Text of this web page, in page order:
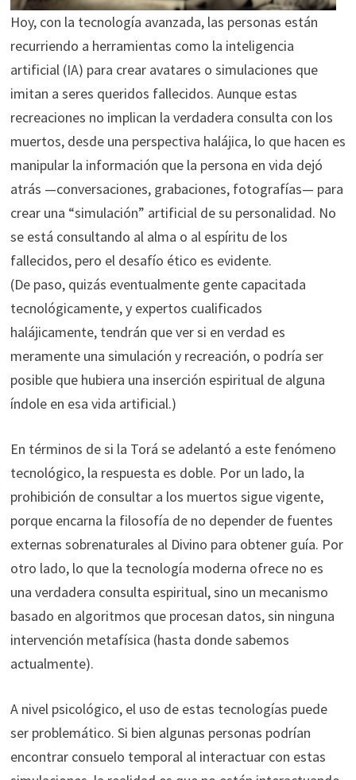
Hoy, con la tecnología avanzada, las personas están
recurriendo a herramientas como la inteligencia
artificial (IA) para crear avatares o simulaciones que
imitan a seres queridos fallecidos. Aunque estas
recreaciones no implican la verdadera consulta con los
muertos, desde una perspectiva halájica, lo que hacen es
manipular la información que la persona en vida dejó
atrás —conversaciones, grabaciones, fotografías— para
crear una “simulación” artificial de su personalidad. No
se está consultando al alma o al espíritu de los
fallecidos, pero el desafío ético es evidente.
(De paso, quizás eventualmente gente capacitada
tecnológicamente, y expertos cualificados
halájicamente, tendrán que ver si en verdad es
meramente una simulación y recreación, o podría ser
posible que hubiera una inserción espiritual de alguna
índole en esa vida artificial.)
En términos de si la Torá se adelantó a este fenómeno
tecnológico, la respuesta es doble. Por un lado, la
prohibición de consultar a los muertos sigue vigente,
porque encarna la filosofía de no depender de fuentes
externas sobrenaturales al Divino para obtener guía. Por
otro lado, lo que la tecnología moderna ofrece no es
una verdadera consulta espiritual, sino un mecanismo
basado en algoritmos que procesan datos, sin ninguna
intervención metafísica (hasta donde sabemos
actualmente).
A nivel psicológico, el uso de estas tecnologías puede
ser problemático. Si bien algunas personas podrían
encontrar consuelo temporal al interactuar con estas